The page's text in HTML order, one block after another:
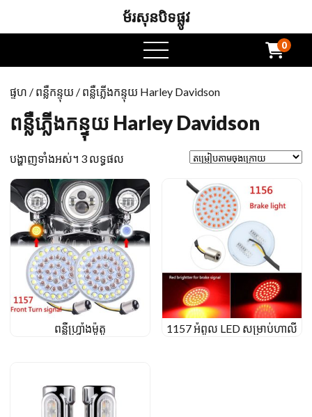
ម័រសុនបិទផ្លូវ
ម៉ឺនុយបើក 0
ផ្ទហ / ពន្លឺកន្ទុយ / ពន្លឺភ្លើងកន្ទុយ Harley Davidson
ពន្លឺភ្លើងកន្ទុយ Harley Davidson
បង្ហាញទាំងអស់។ 3 លទ្ធផល
ចុង
ក្រោយ
ពន្លឺហ្វ្រាំងម៉ូតូ 1157 អំពូល LED សម្រាប់ហាលី